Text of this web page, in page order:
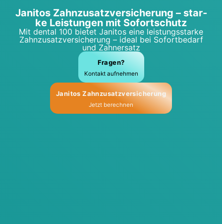
Jani­tos Zahn­zu­satz­ver­si­che­rung – star­
ke Leis­tun­gen mit Sofort­schutz
Mit den­tal 100 bie­tet Jani­tos eine leis­tungs­star­ke
Zahn­zu­satz­ver­si­che­rung – ide­al bei Sofort­be­darf
und Zahn­ersatz
Fra­gen?
Kon­takt auf­neh­men
Jani­tos Zahn­zu­satz­ver­si­che­rung
Jetzt berech­nen